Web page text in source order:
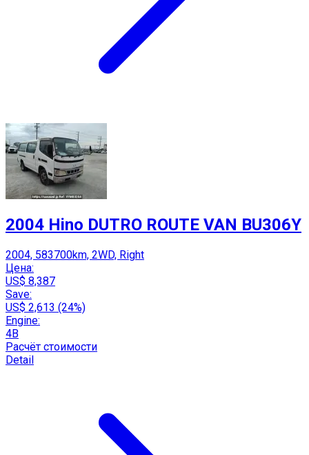
2004 Hino DUTRO ROUTE VAN BU306Y
2004, 583700km, 2WD, Right
Цена:
US$ 8,387
Save:
US$ 2,613 (24%)
Engine:
4B
Расчёт стоимости
Detail